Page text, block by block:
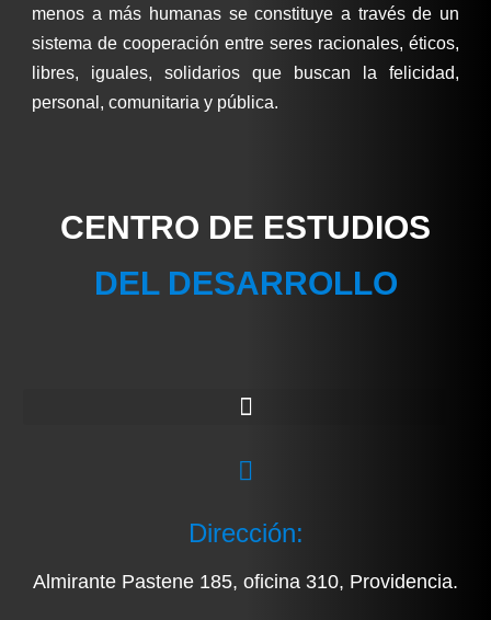
menos a más humanas se constituye a través de un
sistema de cooperación entre seres racionales, éticos,
libres, iguales, solidarios que buscan la felicidad,
personal, comunitaria y pública.
CENTRO DE ESTUDIOS
DEL DESARROLLO
Dirección:
Almirante Pastene 185, oficina 310, Providencia.